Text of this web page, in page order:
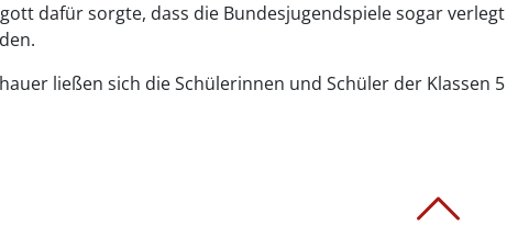
dafür sorgte, dass die Bundesjugendspiele sogar
ließen sich die Schülerinnen und Schüler der